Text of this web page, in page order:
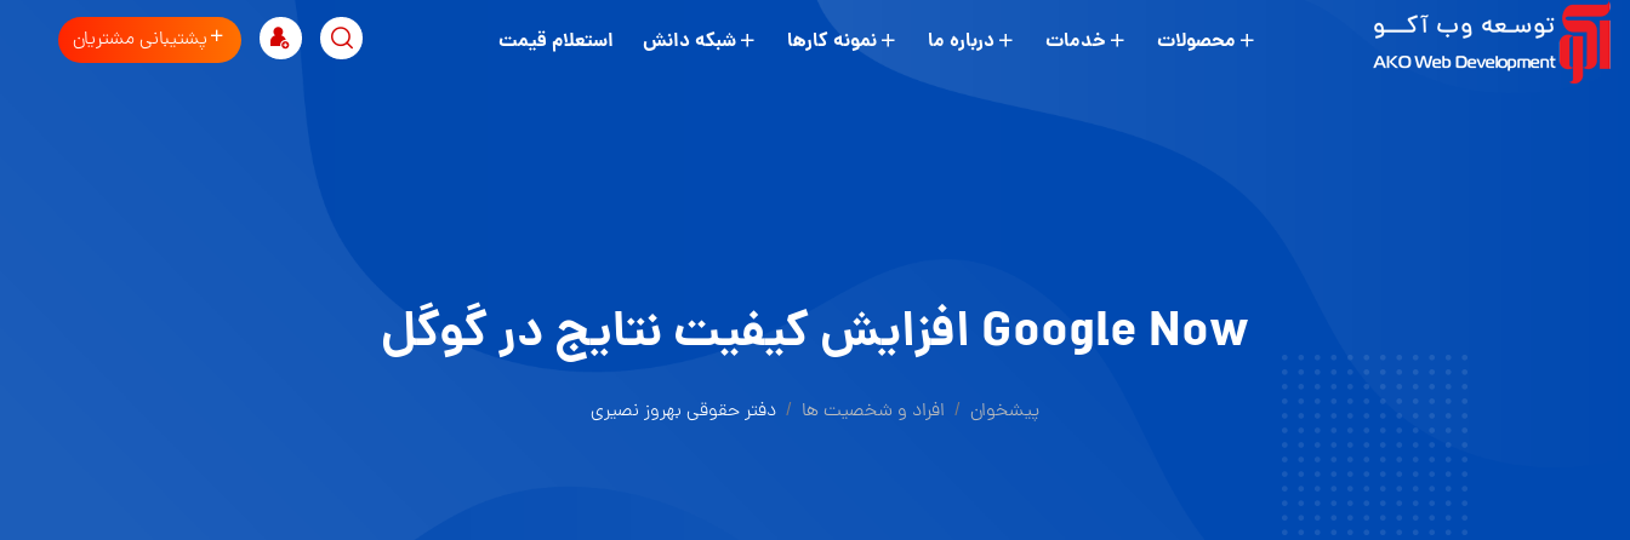
محصولات خدمات درباره ما نمونه کارها شبکه دانش استعلام قیمت پشتیبانی مشتریان
Google Now افزایش کیفیت نتایج در گوگل
پیشخوان افراد و شخصیت ها دفتر حقوقی بهروز نصیری